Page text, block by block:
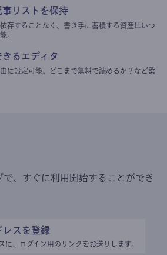
リストを保持
存することなく、書き手に蓄積する資産はいつ
。
るエディタ
に設定可能。どこまで無料で読めるか？など柔
、すぐに利用開始することができ
レスを登録
に、ログイン用のリンクをお送りします。